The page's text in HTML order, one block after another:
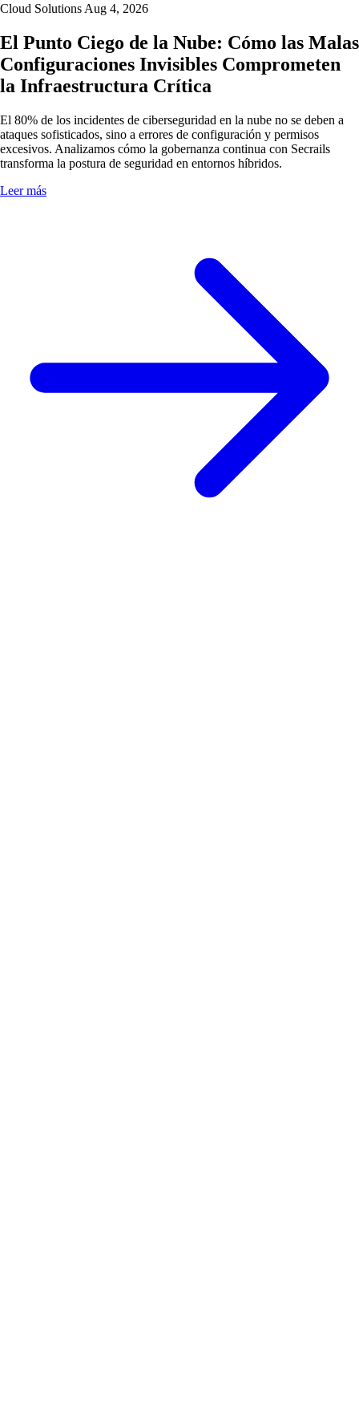
Cloud Solutions Aug 4, 2026
El Punto Ciego de la Nube: Cómo las Malas
Configuraciones Invisibles Comprometen
la Infraestructura Crítica
El 80% de los incidentes de ciberseguridad en la nube no se deben a
ataques sofisticados, sino a errores de configuración y permisos
excesivos. Analizamos cómo la gobernanza continua con Secrails
transforma la postura de seguridad en entornos híbridos.
Leer más